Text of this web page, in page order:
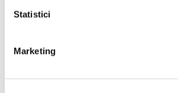
Statistici
Marketing